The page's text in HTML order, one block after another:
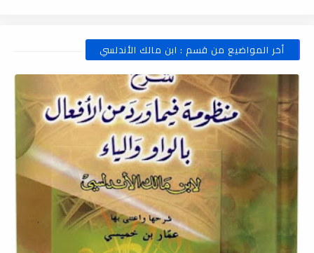
أخر المواضيع من قسم : ابن مالك الأندلسي